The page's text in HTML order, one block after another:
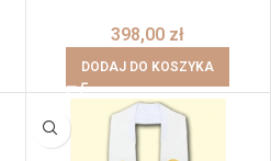
398,00 zł
DODAJ DO KOSZYKA